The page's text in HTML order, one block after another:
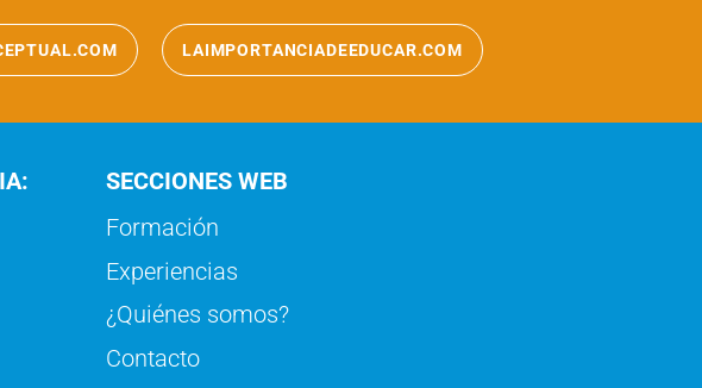
LAIMPORTANCIADEEDUCAR.COM
SECCIONES WEB
Formación
Experiencias
¿Quiénes somos?
Contacto